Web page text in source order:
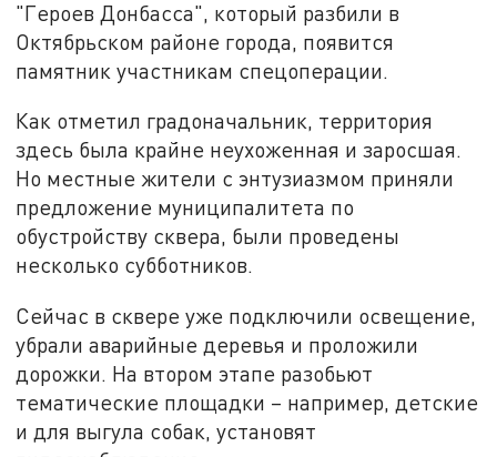
"Героев Донбасса", который разбили в
Октябрьском районе города, появится
памятник участникам спецоперации.
Как отметил градоначальник, территория
здесь была крайне неухоженная и заросшая.
Но местные жители с энтузиазмом приняли
предложение муниципалитета по
обустройству сквера, были проведены
несколько субботников.
Сейчас в сквере уже подключили освещение,
убрали аварийные деревья и проложили
дорожки. На втором этапе разобьют
тематические площадки – например, детские
и для выгула собак, установят